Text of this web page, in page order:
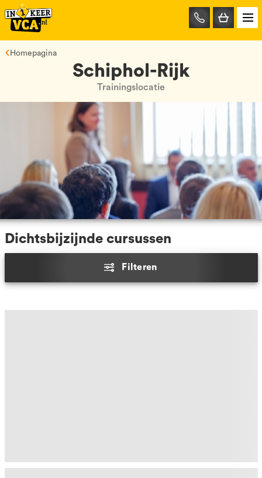
085-
0667401
Homepagina
Schiphol-Rijk
Trainingslocatie
Dichtsbijzijnde cursussen
Filteren